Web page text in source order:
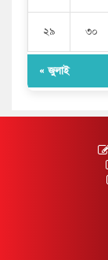
২৯ ৩০
« জুলাই